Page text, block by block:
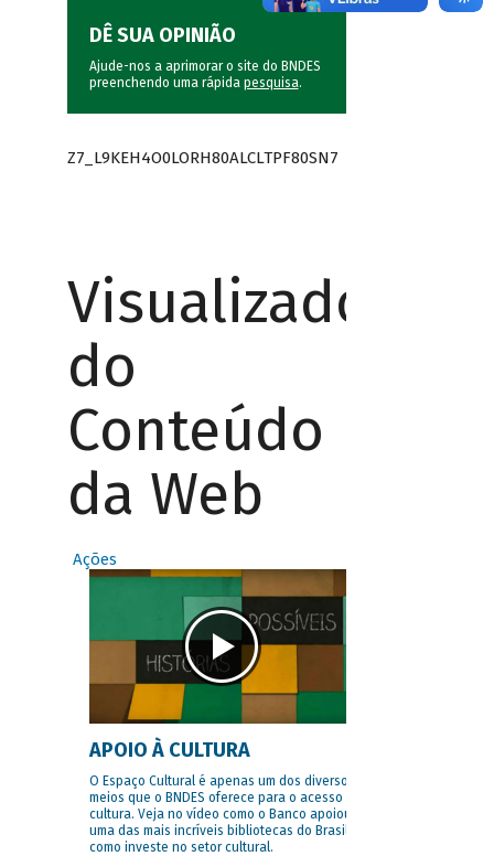
DÊ SUA OPINIÃO
Ajude-nos a aprimorar o site do BNDES
preenchendo uma rápida pesquisa.
Z7_L9KEH4O0LORH80ALCLTPF80SN7
Visualizador
do
Conteúdo
da Web
Ações
APOIO À CULTURA
O Espaço Cultural é apenas um dos diversos
meios que o BNDES oferece para o acesso à
cultura. Veja no vídeo como o Banco apoiou
uma das mais incríveis bibliotecas do Brasil e
como investe no setor cultural.